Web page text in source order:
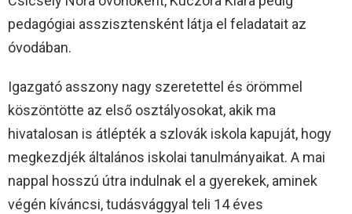
pedagógiai asszisztensként látja el feladatait az
óvodában.
Igazgató asszony nagy szeretettel és örömmel
köszöntötte az első osztályosokat, akik ma
hivatalosan is átlépték a szlovák iskola kapuját, hogy
megkezdjék általános iskolai tanulmányaikat. A mai
nappal hosszú útra indulnak el a gyerekek, aminek
végén kíváncsi, tudásvággyal teli 14 éves